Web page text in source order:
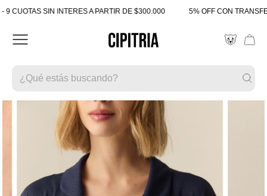
SIN INTERES A PARTIR DE $300.000 5% OFF CON